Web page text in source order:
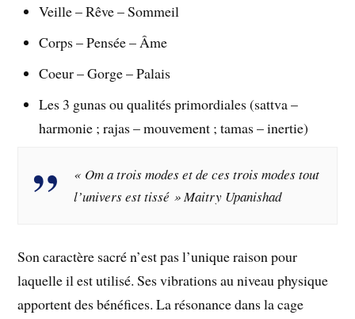
Veille – Rêve – Sommeil
Corps – Pensée – Âme
Coeur – Gorge – Palais
Les 3 gunas ou qualités primordiales (sattva –
harmonie ; rajas – mouvement ; tamas – inertie)
« Om a trois modes et de ces trois modes tout
l’univers est tissé » Maitry Upanishad
Son caractère sacré n’est pas l’unique raison pour
laquelle il est utilisé. Ses vibrations au niveau physique
apportent des bénéfices. La résonance dans la cage